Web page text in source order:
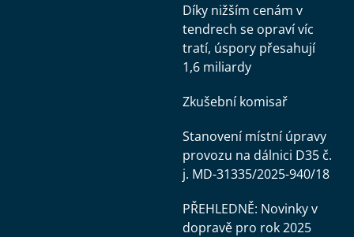
Díky nižším cenám v
tendrech se opraví víc
tratí, úspory přesahují
1,6 miliardy
Zkušební komisař
Stanovení místní úpravy
provozu na dálnici D35 č.
j. MD-31335/2025-940/18
PŘEHLEDNĚ: Novinky v
dopravě pro rok 2025